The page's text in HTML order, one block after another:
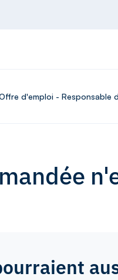
d'emploi -